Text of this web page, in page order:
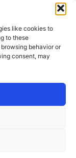
like cookies to
to these
behavior or
consent, may